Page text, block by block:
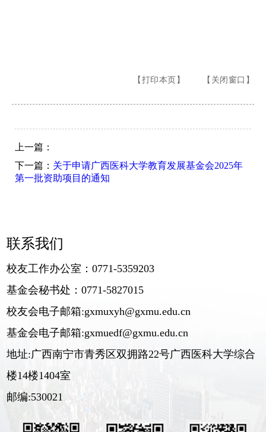
【关闭窗口】
【打印本页】
上一篇：
下一篇： 关于申请广西医科大学教育发展基金会2025年
第一批资助项目的通知
联系我们
校友工作办公室：0771-5359203
基金会秘书处：0771-5827015
校友会电子邮箱:gxmuxyh@gxmu.edu.cn
基金会电子邮箱:gxmuedf@gxmu.edu.cn
地址:广西南宁市青秀区双拥路22号广西医科大学综合
楼14楼1404室
邮编:530021